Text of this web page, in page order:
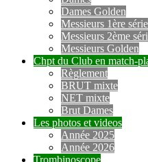
Dames Golden
Messieurs 1ère série
Messieurs 2ème
Messieurs Golden
Chpt du Club en match-
Règlement
BRUT mixte
NET mixte
Brut Dames
Les photos et videos
Année 2025
Année 2026